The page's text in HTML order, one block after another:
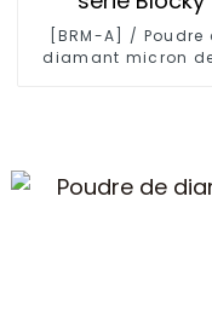
[BRM-A] / Poudre
diamant micron